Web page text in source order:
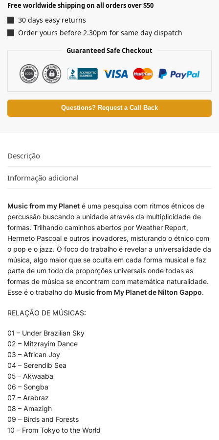
Free worldwide shipping on all orders over $50
30 days easy returns
Order yours before 2.30pm for same day dispatch
Guaranteed Safe Checkout
Questions? Request a Call Back
Descrição
Informação adicional
Music from my Planet é uma pesquisa com ritmos étnicos de
percussão buscando a unidade através da multiplicidade de
formas. Trilhando caminhos abertos por Weather Report,
Hermeto Pascoal e outros inovadores, misturando o étnico com
o pop e o jazz. O foco do trabalho é revelar a universalidade da
música, algo maior que se oculta em cada forma musical e faz
parte de um todo de proporções universais onde todas as
formas de música se encontram com matemática naturalidade.
Esse é o trabalho do Music from My Planet de Nilton Gappo.
RELAÇÃO DE MÚSICAS:
01 – Under Brazilian Sky
02 – Mitzrayim Dance
03 – African Joy
04 – Serendib Sea
05 – Akwaaba
06 – Songba
07 – Arabraz
08 – Amazigh
09 – Birds and Forests
10 – From Tokyo to the World